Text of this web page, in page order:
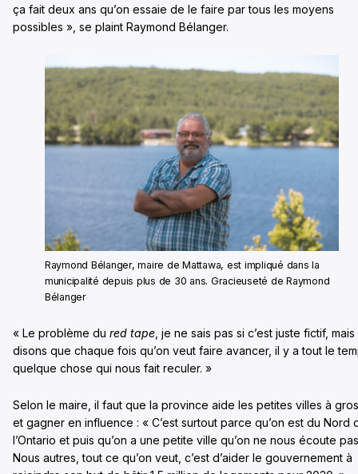
ça fait deux ans qu’on essaie de le faire par tous les moyens
possibles », se plaint Raymond Bélanger.
Raymond Bélanger, maire de Mattawa, est impliqué dans la
municipalité depuis plus de 30 ans. Gracieuseté de Raymond
Bélanger
« Le problème du red tape , je ne sais pas si c’est juste fictif, mais
disons que chaque fois qu’on veut faire avancer, il y a tout le
quelque chose qui nous fait reculer. »
Selon le maire, il faut que la province aide les petites villes à
et gagner en influence : « C’est surtout parce qu’on est du Nord
l’Ontario et puis qu’on a une petite ville qu’on ne nous écoute
Nous autres, tout ce qu’on veut, c’est d’aider le gouvernement à